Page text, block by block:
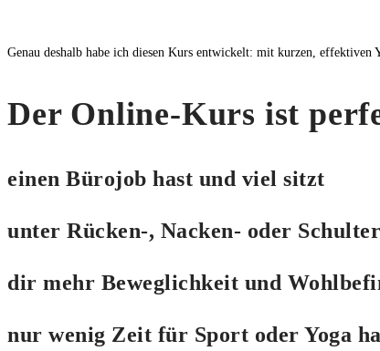
Genau deshalb habe ich diesen Kurs entwickelt: mit kurzen,
Der Online-Kurs ist
einen Bürojob hast und viel sitzt
unter Rücken-, Nacken- oder
dir mehr Beweglichkeit und
nur wenig Zeit für Sport oder Yoga